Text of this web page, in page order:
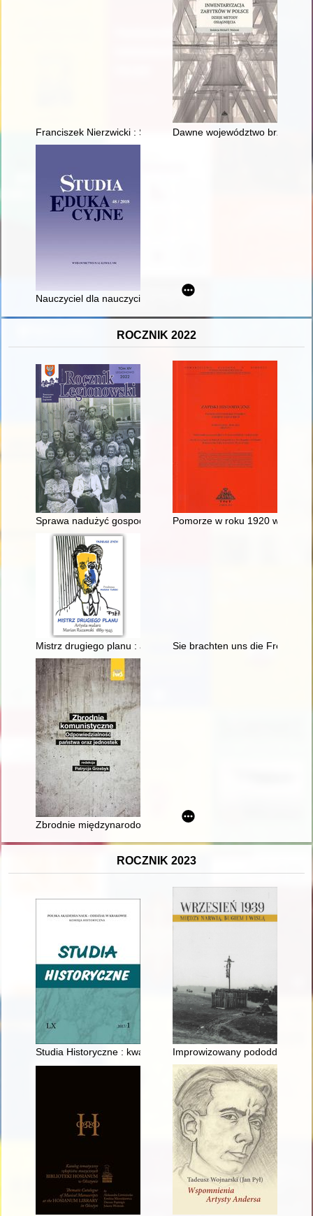
Franciszek Nierzwicki : Stary Franek : 1821-1904
Dawne województwo
Nauczyciel dla nauczycieli i wychowawców : Michał
ROCZNIK 2022
Sprawa nadużyć gospodarczych w Rolniczej Spółdzielni
Pomorze w roku 1920 w
Mistrz drugiego planu : artysta malarz Marian Ruzamski
Sie brachten uns die Freiheit :
Zbrodnie międzynarodowe w orzecznictwie sądów krajowych
ROCZNIK 2023
Studia Historyczne : kwartalnik. R. 60, z. 1 (2017)
Improwizowany pododdziały